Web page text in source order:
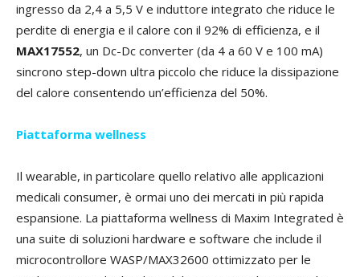
ingresso da 2,4 a 5,5 V e induttore integrato che riduce le
perdite di energia e il calore con il 92% di efficienza, e il
MAX17552, un Dc-Dc converter (da 4 a 60 V e 100 mA)
sincrono step-down ultra piccolo che riduce la dissipazione
del calore consentendo un’efficienza del 50%.
Piattaforma wellness
Il wearable, in particolare quello relativo alle applicazioni
medicali consumer, è ormai uno dei mercati in più rapida
espansione. La piattaforma wellness di Maxim Integrated è
una suite di soluzioni hardware e software che include il
microcontrollore WASP/MAX32600 ottimizzato per le